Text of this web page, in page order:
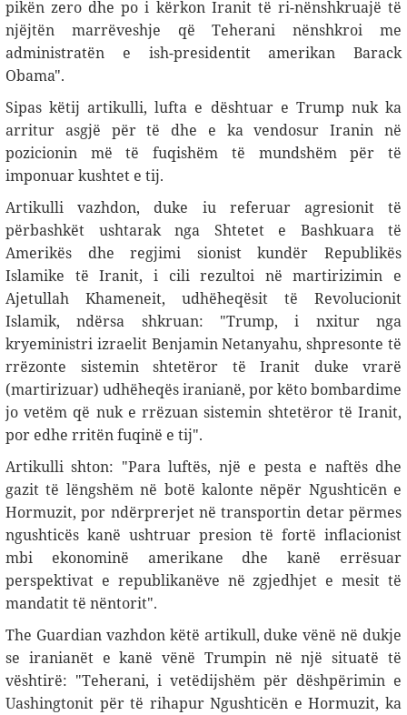
pikën zero dhe po i kërkon Iranit të ri-nënshkruajë të
njëjtën marrëveshje që Teherani nënshkroi me
administratën e ish-presidentit amerikan Barack
Obama".
Sipas këtij artikulli, lufta e dështuar e Trump nuk ka
arritur asgjë për të dhe e ka vendosur Iranin në
pozicionin më të fuqishëm të mundshëm për të
imponuar kushtet e tij.
Artikulli vazhdon, duke iu referuar agresionit të
përbashkët ushtarak nga Shtetet e Bashkuara të
Amerikës dhe regjimi sionist kundër Republikës
Islamike të Iranit, i cili rezultoi në martirizimin e
Ajetullah Khameneit, udhëheqësit të Revolucionit
Islamik, ndërsa shkruan: "Trump, i nxitur nga
kryeministri izraelit Benjamin Netanyahu, shpresonte të
rrëzonte sistemin shtetëror të Iranit duke vrarë
(martirizuar) udhëheqës iranianë, por këto bombardime
jo vetëm që nuk e rrëzuan sistemin shtetëror të Iranit,
por edhe rritën fuqinë e tij".
Artikulli shton: "Para luftës, një e pesta e naftës dhe
gazit të lëngshëm në botë kalonte nëpër Ngushticën e
Hormuzit, por ndërprerjet në transportin detar përmes
ngushticës kanë ushtruar presion të fortë inflacionist
mbi ekonominë amerikane dhe kanë errësuar
perspektivat e republikanëve në zgjedhjet e mesit të
mandatit të nëntorit".
The Guardian vazhdon këtë artikull, duke vënë në dukje
se iranianët e kanë vënë Trumpin në një situatë të
vështirë: "Teherani, i vetëdijshëm për dëshpërimin e
Uashingtonit për të rihapur Ngushticën e Hormuzit, ka